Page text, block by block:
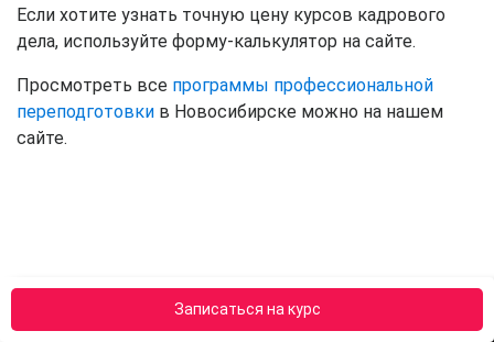
Записаться на курс
Если хотите узнать точную цену курсов кадрового
дела, используйте форму-калькулятор на сайте.
Просмотреть все программы профессиональной
переподготовки в Новосибирске можно на нашем
сайте.
Обучиться можно выгодно